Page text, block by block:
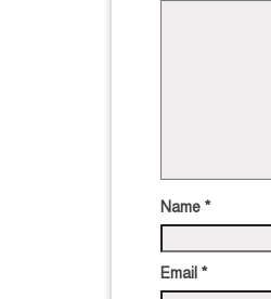
Name *
Email *